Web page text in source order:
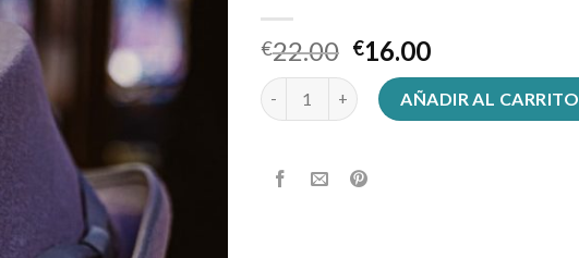
€22.00 €16.00
sombrero de copa cantidadAÑADIR AL CARRITO